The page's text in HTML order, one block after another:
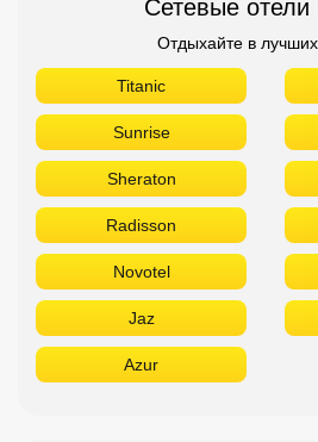
Сетевые отели
Отдыхайте в
Titanic
Sunrise
Sheraton
Radisson
Novotel
Jaz